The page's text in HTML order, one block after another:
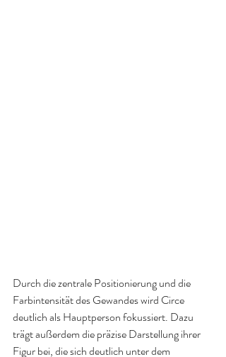
Durch die zentrale Positionierung und die
Farbintensität des Gewandes wird Circe
deutlich als Hauptperson fokussiert. Dazu
trägt außerdem die präzise Darstellung ihrer
Figur bei, die sich deutlich unter dem